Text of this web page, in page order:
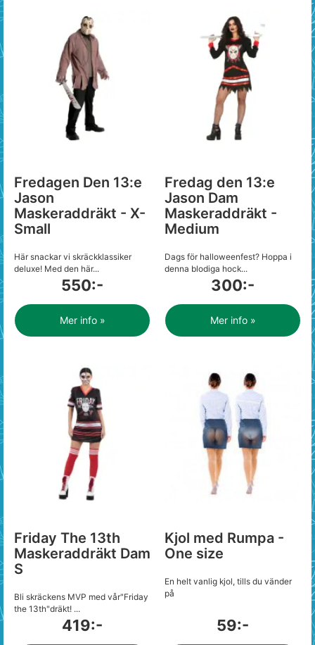
Fredagen Den 13:e
Jason
Maskeraddräkt - X-
Small
Här snackar vi skräckklassiker
deluxe! Med den här...
550:-
Mer info »
Fredag den 13:e
Jason Dam
Maskeraddräkt -
Medium
Dags för halloweenfest? Hoppa i
denna blodiga hock...
300:-
Mer info »
Friday The 13th
Maskeraddräkt Dam
S
Bli skräckens MVP med vår"Friday
the 13th"dräkt! ...
419:-
Kjol med Rumpa -
One size
En helt vanlig kjol, tills du vänder
på
59:-